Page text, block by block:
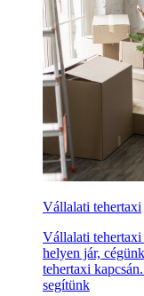
Vállalati tehertaxi
Vállalati tehertaxi
helyen jár,
tehertaxi
segítünk